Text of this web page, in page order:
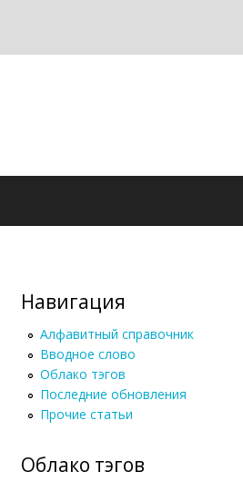
Навигация
Алфавитный справочник
Вводное слово
Облако тэгов
Последние обновления
Прочие статьи
Облако тэгов